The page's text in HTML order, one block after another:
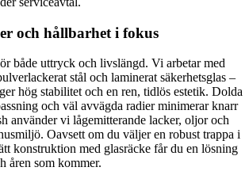
och hållbarhet i fokus
både uttryck och livslängd. Vi arbetar med
stål och laminerat säkerhetsglas –
hög stabilitet och en ren, tidlös estetik. Dolda
och väl avvägda radier minimerar knarr
använder vi lågemitterande lacker, oljor och
Oavsett om du väljer en robust trappa i
konstruktion med glasräcke får du en lösning
åren som kommer.